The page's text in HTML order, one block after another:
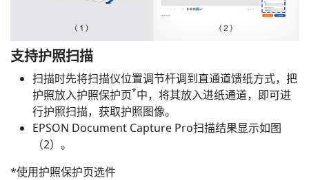
支持护照扫描
扫描时先将扫描仪位置调节杆调到直通道馈纸方式，把
护照放入护照保护页*中，将其放入进纸通道，即可进
行护照扫描，获取护照图像。
EPSON Document Capture Pro扫描结果显示如图
（2）。
*使用护照保护页选件